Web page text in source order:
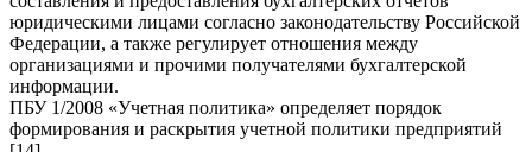
юридическими лицами согласно законодательству Российской
Федерации, а также регулирует отношения между
организациями и прочими получателями бухгалтерской
информации.
ПБУ 1/2008 «Учетная политика» определяет порядок
формирования и раскрытия учетной политики предприятий